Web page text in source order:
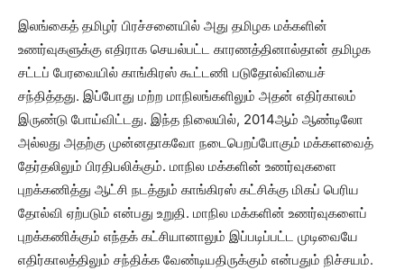
இலங்கைத் தமிழர் பிரச்சனையில் அது தமிழக மக்களின்
உணர்வுகளுக்கு எதிராக செயல்பட்ட காரணத்தினால்தான் தமிழக
சட்டப் பேரவையில் காங்கிரஸ் கூட்டணி படுதோல்வியைச்
சந்தித்தது. இப்போது மற்ற மாநிலங்களிலும் அதன் எதிர்காலம்
இருண்டு போய்விட்டது. இந்த நிலையில், 2014ஆம் ஆண்டிலோ
அல்லது அதற்கு முன்னதாகவோ நடைபெறப்போகும் மக்களவைத்
தேர்தலிலும் பிரதிபலிக்கும். மாநில மக்களின் உணர்வுகளை
புறக்கணித்து ஆட்சி நடத்தும் காங்கிரஸ் கட்சிக்கு மிகப் பெரிய
தோல்வி ஏற்படும் என்பது உறுதி. மாநில மக்களின் உணர்வுகளைப்
புறக்கணிக்கும் எந்தக் கட்சியானாலும் இப்படிப்பட்ட முடிவையே
எதிர்காலத்திலும் சந்திக்க வேண்டியதிருக்கும் என்பதும் நிச்சயம்.